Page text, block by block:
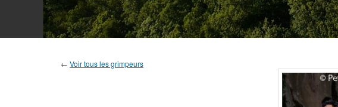
← Voir tous les grimpeurs